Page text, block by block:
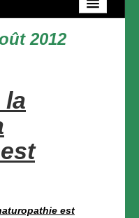
2012
la
est